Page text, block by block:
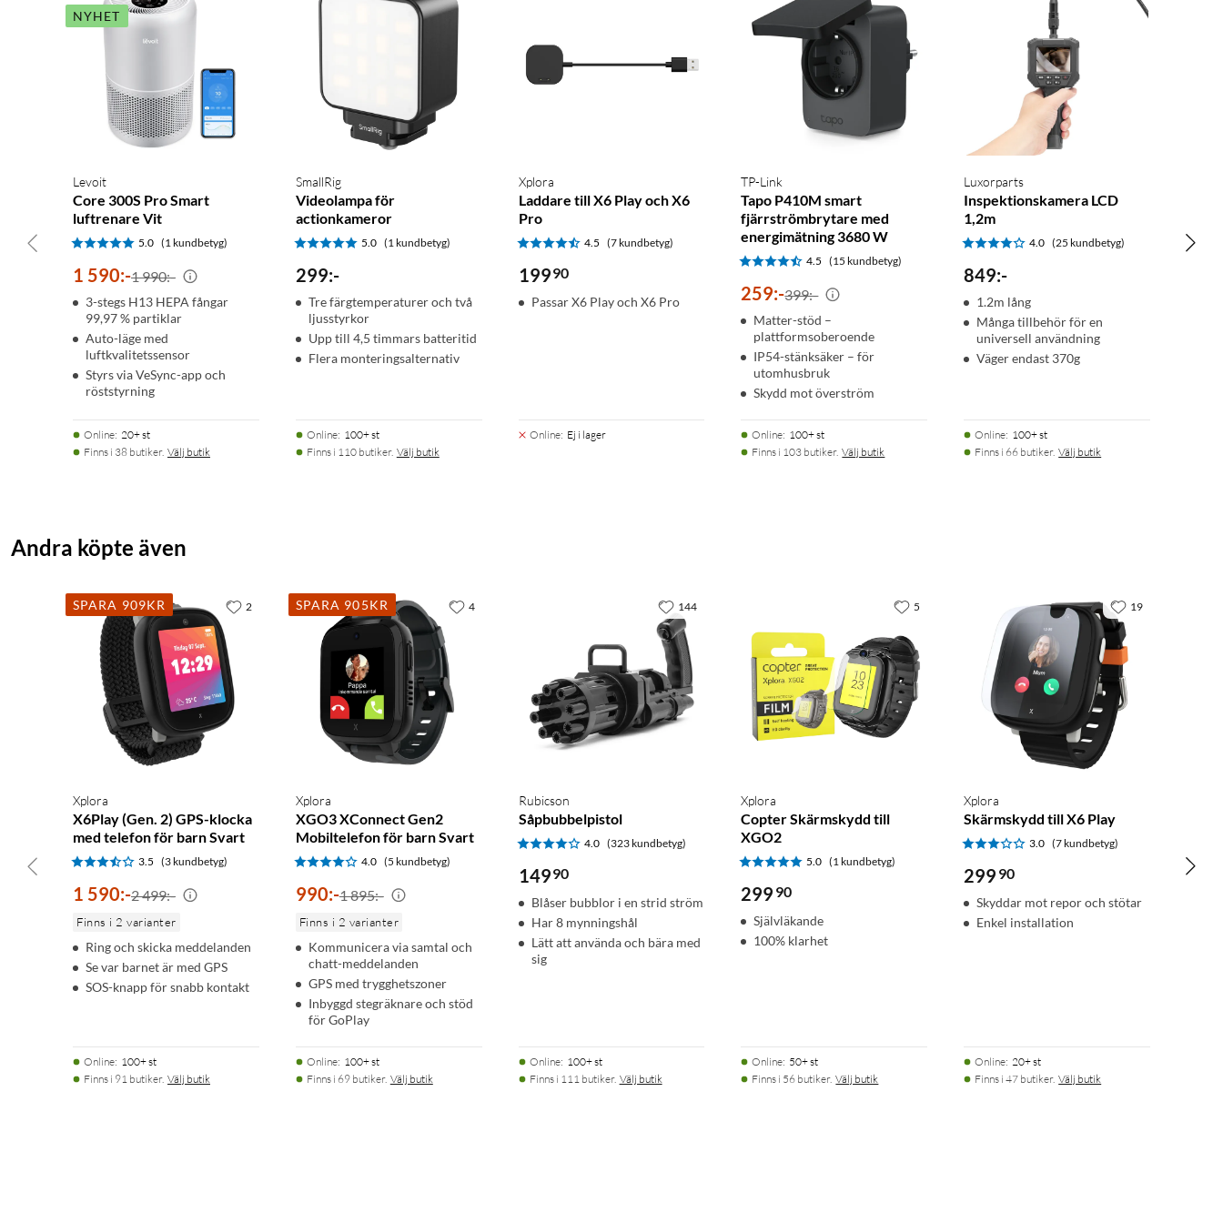
NYHET
Levoit
Core 300S Pro Smart
luftrenare Vit
5.0 (1 kundbetyg)
1 590:-1 990:-
3-stegs H13 HEPA fångar
99,97 % partiklar
Auto-läge med
luftkvalitetssensor
Styrs via VeSync-app och
röststyrning
Online: 20+ st
Finns i 38 butiker. Välj butik
SmallRig
Videolampa för
actionkameror
5.0 (1 kundbetyg)
299:-
Tre färgtemperaturer och två
ljusstyrkor
Upp till 4,5 timmars batteritid
Flera monteringsalternativ
Online: 100+ st
Finns i 110 butiker. Välj butik
Xplora
Laddare till X6 Play och X6
Pro
4.5 (7 kundbetyg)
19990
Passar X6 Play och X6 Pro
Online: Ej i lager
TP-Link
Tapo P410M smart
fjärrströmbrytare med
energimätning 3680 W
4.5 (15 kundbetyg)
259:-399:-
Matter-stöd –
plattformsoberoende
IP54-stänksäker – för
utomhusbruk
Skydd mot överström
Online: 100+ st
Finns i 103 butiker. Välj butik
Luxorparts
Inspektionskamera LCD
1,2m
4.0 (25 kundbetyg)
849:-
1.2m lång
Många tillbehör för en
universell användning
Väger endast 370g
Online: 100+ st
Finns i 66 butiker. Välj butik
Andra köpte även
SPARA 909KR
Xplora
X6Play (Gen. 2) GPS-klocka
med telefon för barn Svart
3.5 (3 kundbetyg)
1 590:-2 499:-
Finns i 2 varianter
Ring och skicka meddelanden
Se var barnet är med GPS
SOS-knapp för snabb kontakt
Online: 100+ st
Finns i 91 butiker. Välj butik
2 SPARA 905KR
Xplora
XGO3 XConnect Gen2
Mobiltelefon för barn Svart
4.0 (5 kundbetyg)
990:-1 895:-
Finns i 2 varianter
Kommunicera via samtal och
chatt-meddelanden
GPS med trygghetszoner
Inbyggd stegräknare och stöd
för GoPlay
Online: 100+ st
Finns i 69 butiker. Välj butik
4
Rubicson
Såpbubbelpistol
4.0 (323 kundbetyg)
14990
Blåser bubblor i en strid ström
Har 8 mynningshål
Lätt att använda och bära med
sig
Online: 100+ st
Finns i 111 butiker. Välj butik
144
Xplora
Copter Skärmskydd till
XGO2
5.0 (1 kundbetyg)
299 90
Självläkande
100% klarhet
Online: 50+ st
Finns i 56 butiker. Välj butik
5
Xplora
Skärmskydd till X6 Play
3.0 (7 kundbetyg)
299 90
Skyddar mot repor och stötar
Enkel installation
Online: 20+ st
Finns i 47 butiker. Välj butik
19